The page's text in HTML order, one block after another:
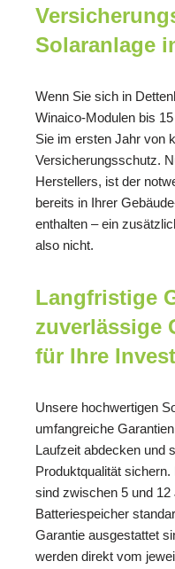
Solaranlage
Wenn Sie sich in
Winaico-Modulen bis
Sie im ersten Jahr von
Versicherungsschutz.
Herstellers, ist der
bereits in Ihrer
enthalten – ein
also nicht.
Langfristige
zuverlässige
für Ihre
Unsere hochwertigen
umfangreiche
Laufzeit abdecken und
Produktqualität
sind zwischen 5 und
Batteriespeicher
Garantie ausgestattet
werden direkt vom